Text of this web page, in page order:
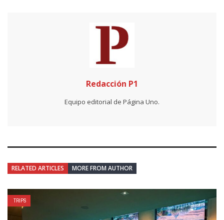
Redacción P1
Equipo editorial de Página Uno.
RELATED ARTICLES MORE FROM AUTHOR
TRIPS